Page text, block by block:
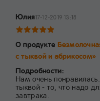
Юлия17-12-2019 13:18
О продукте
с тыквой и абрикосом»
Подробности:
Нам очень
тыквой - то, что надо
завтрака.